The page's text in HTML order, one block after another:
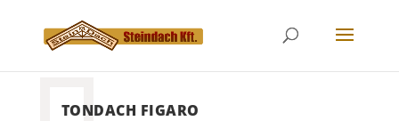
TONDACH FIGARO